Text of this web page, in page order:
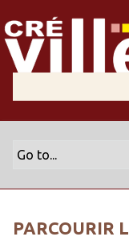
PARCOURIR